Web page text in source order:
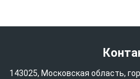
143025, Московская область,